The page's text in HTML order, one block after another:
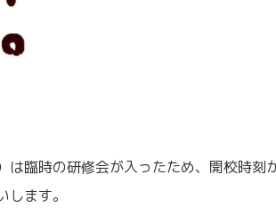
は臨時の研修会が入ったため、開校時刻
ます。